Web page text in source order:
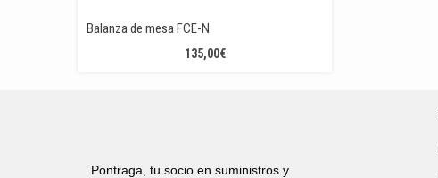
Balanza de mesa FCE-N
135,00€
Pontraga, tu socio en suministros y